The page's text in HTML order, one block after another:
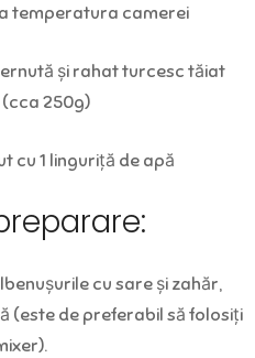
temperatura camerei
și rahat turcesc tăiat
250g)
cu 1 linguriță de apă
cu sare și zahăr,
(este de preferabil să folosiți